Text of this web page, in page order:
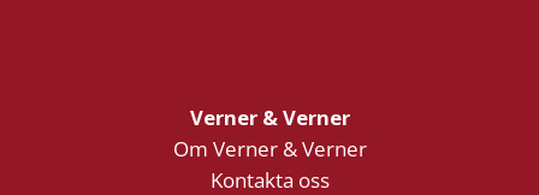
Verner & Verner
Om Verner & Verner
Kontakta oss